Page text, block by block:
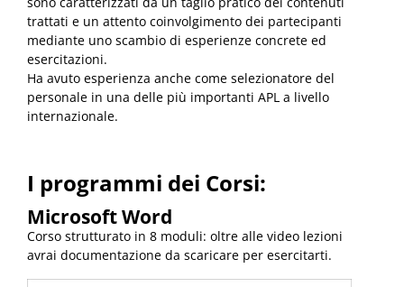
trattati e un attento coinvolgimento dei partecipanti
mediante uno scambio di esperienze concrete ed
esercitazioni.
Ha avuto esperienza anche come selezionatore del
personale in una delle più importanti APL a livello
internazionale.
I programmi dei Corsi:
MicrosoftWord
Corso strutturato in 8 moduli: oltre alle video lezioni
avrai documentazione da scaricare per esercitarti.